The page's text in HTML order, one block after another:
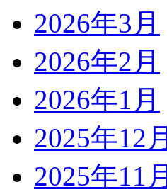
2026年3月
2026年2月
2026年1月
2025年12月
2025年11月